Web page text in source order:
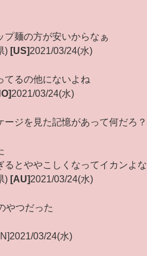
プ麺の方が安いからなぁ
) [US]2021/03/24(水)
てるの他にないよね
2021/03/24(水)
ジを見た記憶があって何だろ？
るとややこしくなってイカンよな
) [AU]2021/03/24(水)
やつだった
03/24(水)